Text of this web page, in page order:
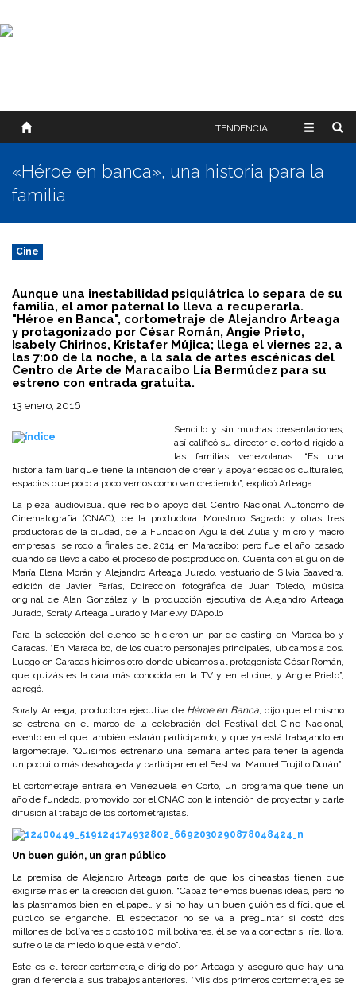
SOBRE NOSOTROS
TENDENCIA
«Héroe en banca», una historia para la
familia
Cine
Aunque una inestabilidad psiquiátrica lo separa de su
familia, el amor paternal lo lleva a recuperarla.
"Héroe en Banca", cortometraje de Alejandro Arteaga
y protagonizado por César Román, Angie Prieto,
Isabely Chirinos, Kristafer Mújica; llega el viernes 22, a
las 7:00 de la noche, a la sala de artes escénicas del
Centro de Arte de Maracaibo Lía Bermúdez para su
estreno con entrada gratuita.
13 enero, 2016
Sencillo y sin muchas presentaciones,
así calificó su director el corto dirigido a
las familias venezolanas. “Es una
historia familiar que tiene la intención de crear y apoyar espacios culturales,
espacios que poco a poco vemos como van creciendo”, explicó Arteaga.
La pieza audiovisual que recibió apoyo del Centro Nacional Autónomo de
Cinematografía (CNAC), de la productora Monstruo Sagrado y otras tres
productoras de la ciudad, de la Fundación Águila del Zulia y micro y macro
empresas, se rodó a finales del 2014 en Maracaibo; pero fue el año pasado
cuando se llevó a cabo el proceso de postproducción. Cuenta con el guión de
María Elena Morán y Alejandro Arteaga Jurado, vestuario de Silvia Saavedra,
edición de Javier Farías, Ddirección fotográfica de Juan Toledo, música
original de Alan González y la producción ejecutiva de Alejandro Arteaga
Jurado, Soraly Arteaga Jurado y Marielvy D’Apollo
Para la selección del elenco se hicieron un par de casting en Maracaibo y
Caracas. “En Maracaibo, de los cuatro personajes principales, ubicamos a dos.
Luego en Caracas hicimos otro donde ubicamos al protagonista César Román,
que quizás es la cara más conocida en la TV y en el cine, y Angie Prieto”,
agregó.
Soraly Arteaga, productora ejecutiva de Héroe en Banca, dijo que el mismo
se estrena en el marco de la celebración del Festival del Cine Nacional,
evento en el que también estarán participando, y que ya está trabajando en
largometraje. “Quisimos estrenarlo una semana antes para tener la agenda
un poquito más desahogada y participar en el Festival Manuel Trujillo Durán”.
El cortometraje entrará en Venezuela en Corto, un programa que tiene un
año de fundado, promovido por el CNAC con la intención de proyectar y darle
difusión al trabajo de los cortometrajistas.
Un buen guión, un gran público
La premisa de Alejandro Arteaga parte de que los cineastas tienen que
exigirse más en la creación del guión. “Capaz tenemos buenas ideas, pero no
las plasmamos bien en el papel, y si no hay un buen guión es difícil que el
público se enganche. El espectador no se va a preguntar si costó dos
millones de bolívares o costó 100 mil bolívares, él se va a conectar si ríe, llora,
sufre o le da miedo lo que está viendo”.
Este es el tercer cortometraje dirigido por Arteaga y aseguró que hay una
gran diferencia a sus trabajos anteriores. “Mis dos primeros cortometrajes se